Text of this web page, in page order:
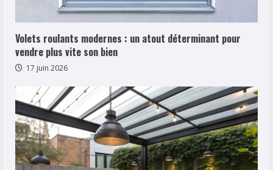
Volets roulants modernes : un atout déterminant pour
vendre plus vite son bien
17 juin 2026